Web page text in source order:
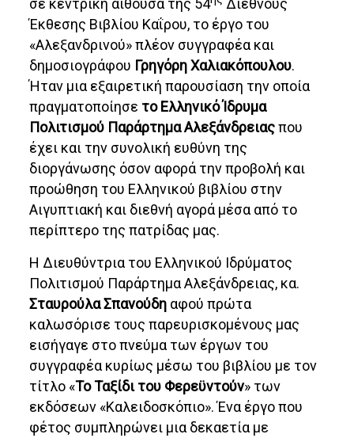
Έκθεσης Βιβλίου Καΐρου, το έργο του
«Αλεξανδρινού» πλέον συγγραφέα και
δημοσιογράφου Γρηγόρη Χαλιακόπουλου.
Ήταν μια εξαιρετική παρουσίαση την οποία
πραγματοποίησε το Ελληνικό Ίδρυμα
Πολιτισμού Παράρτημα Αλεξάνδρειαςπου
έχει και την συνολική ευθύνη της
διοργάνωσης όσον αφορά την προβολή και
προώθηση του Ελληνικού βιβλίου στην
Αιγυπτιακή και διεθνή αγορά μέσα από το
περίπτερο της πατρίδας μας.
Η Διευθύντρια του Ελληνικού Ιδρύματος
Πολιτισμού Παράρτημα Αλεξάνδρειας, κα.
Σταυρούλα Σπανούδη αφού πρώτα
καλωσόρισε τους παρευρισκομένους μας
εισήγαγε στο πνεύμα των έργων του
συγγραφέα κυρίως μέσω του βιβλίου με τον
τίτλο «Το Ταξίδι του Φερεϋντούν» των
εκδόσεων «Καλειδοσκόπιο». Ένα έργο που
φέτος συμπληρώνει μια δεκαετία με